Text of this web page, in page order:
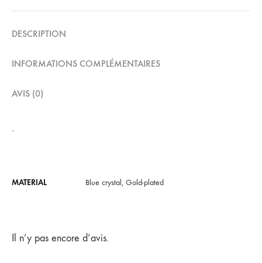
DESCRIPTION
INFORMATIONS COMPLÉMENTAIRES
AVIS (0)
.
MATERIAL Blue crystal, Gold-plated
Il n’y pas encore d’avis.